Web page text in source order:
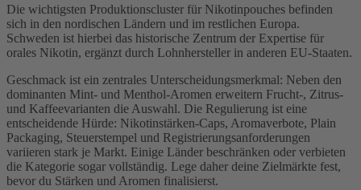
Die wichtigsten Produktionscluster für Nikotinpouches befinden
sich in den nordischen Ländern und im restlichen Europa.
Schweden ist hierbei das historische Zentrum der Expertise für
orales Nikotin, ergänzt durch Lohnhersteller in anderen EU-Staaten.
Geschmack ist ein zentrales Unterscheidungsmerkmal: Neben den
dominanten Mint- und Menthol-Aromen erweitern Frucht-, Zitrus-
und Kaffeevarianten die Auswahl. Die Regulierung ist eine
entscheidende Hürde: Nikotinstärken-Caps, Aromaverbote, Plain
Packaging, Steuerstempel und Registrierungsanforderungen
variieren stark je Markt. Einige Länder beschränken oder verbieten
die Kategorie sogar vollständig. Lege daher deine Zielmärkte fest,
bevor du Stärken und Aromen finalisierst.